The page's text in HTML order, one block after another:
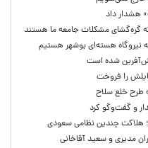
هشدار داد
گره‌گشای مشکلات جامعه ما هستند
نیروگاه هسته‌ای بوشهر هستیم
شده است
را فروخت
طرح خلع سلاح
و گفت‌وگو کرد
هلاکت چندین نظامی سعودی